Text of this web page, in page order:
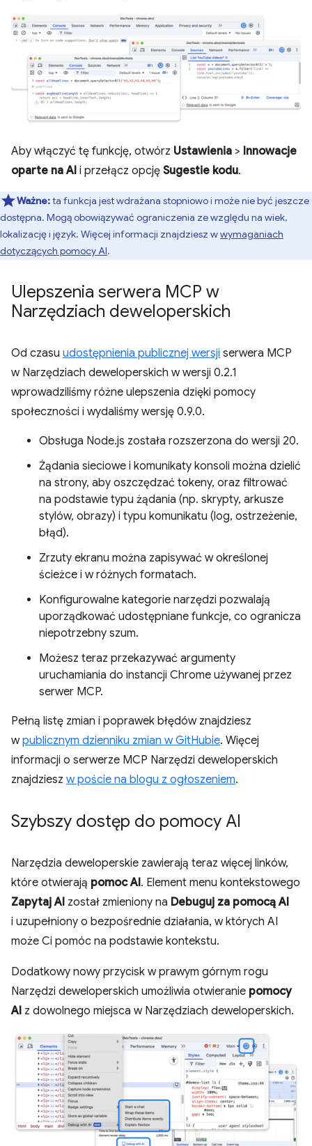
Aby włączyć tę funkcję, otwórz Ustawienia > Innowacje
oparte na AI i przełącz opcję Sugestie kodu.
Ważne:ta funkcja jest wdrażana stopniowo i może nie być jeszcze
dostępna. Mogą obowiązywać ograniczenia ze względu na wiek,
lokalizację i język. Więcej informacji znajdziesz wwymaganiach
dotyczących pomocy AI.
Ulepszenia serwera MCP w
Narzędziach deweloperskich
Od czasu udostępnienia publicznej wersji serwera MCP
w Narzędziach deweloperskich w wersji 0.2.1
wprowadziliśmy różne ulepszenia dzięki pomocy
społeczności i wydaliśmy wersję 0.9.0.
Obsługa Node.js została rozszerzona do wersji 20.
Żądania sieciowe i komunikaty konsoli można dzielić
na strony, aby oszczędzać tokeny, oraz filtrować
na podstawie typu żądania (np. skrypty, arkusze
stylów, obrazy) i typu komunikatu (log, ostrzeżenie,
błąd).
Zrzuty ekranu można zapisywać w określonej
ścieżce i w różnych formatach.
Konfigurowalne kategorie narzędzi pozwalają
uporządkować udostępniane funkcje, co ogranicza
niepotrzebny szum.
Możesz teraz przekazywać argumenty
uruchamiania do instancji Chrome używanej przez
serwer MCP.
Pełną listę zmian i poprawek błędów znajdziesz
wpublicznym dzienniku zmian w GitHubie. Więcej
informacji o serwerze MCP Narzędzi deweloperskich
znajdziesz w poście na blogu z ogłoszeniem.
Szybszy dostęp do pomocy AI
Narzędzia deweloperskie zawierają teraz więcej linków,
które otwierają pomoc AI. Element menu kontekstowego
Zapytaj AI został zmieniony na Debuguj za pomocą AI
i uzupełniony o bezpośrednie działania, w których AI
może Ci pomóc na podstawie kontekstu.
Dodatkowy nowy przycisk w prawym górnym rogu
Narzędzi deweloperskich umożliwia otwieranie pomocy
AI z dowolnego miejsca w Narzędziach deweloperskich.